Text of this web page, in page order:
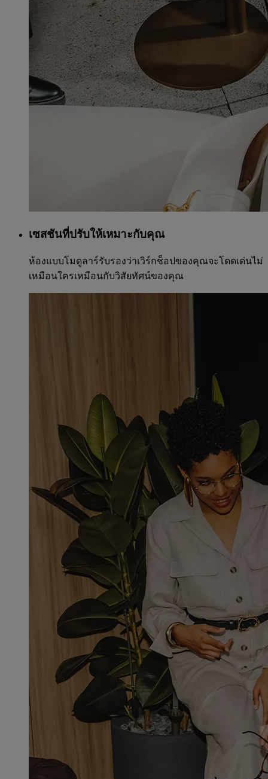
เซสชันที่ปรับให้เหมาะกับคุณ
ห้องแบบโมดูลาร์รับรองว่าเวิร์กช็อปของคุณจะโดดเด่นไม่
เหมือนใครเหมือนกับวิสัยทัศน์ของคุณ